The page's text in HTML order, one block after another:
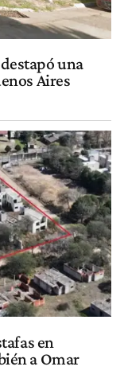
una
Aires
en
a Omar